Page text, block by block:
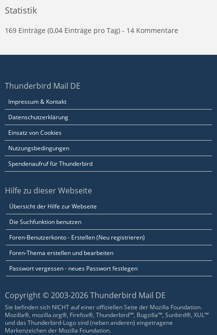
Statistik
169 Einträge (0,04 Einträge pro Tag) - 14 Kommentare
Thunderbird Mail DE
Impressum & Kontakt
Datenschutzerklärung
Einsatz von Cookies
Nutzungsbedingungen
Spendenaufruf für Thunderbird
Hilfe zu dieser Webseite
Übersicht der Hilfe zur Webseite
Die Suchfunktion benutzen
Foren-Benutzerkonto - Erstellen (Neu registrieren)
Foren-Thema erstellen und bearbeiten
Passwort vergessen - neues Passwort festlegen
Copyright © 2003-2026 Thunderbird Mail DE
Sie befinden sich NICHT auf einer offiziellen Seite der Mozilla Foundation.
Mozilla®, mozilla.org®, Firefox®, Thunderbird™, Bugzilla™, Sunbird®, XUL™
und das Thunderbird-Logo sind (neben anderen) eingetragene
Markenzeichen der Mozilla Foundation.